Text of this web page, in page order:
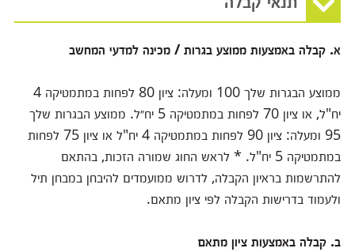
א. קבלה באמצעות ממוצע בגרות / מכינה למדעי המחשב
ממוצע הבגרות שלך 100 ומעלה: ציון 80 לפחות במתמטיקה 4
יח"ל, או ציון 70 לפחות במתמטיקה 5 יח״ל. ממוצע הבגרות שלך
95 ומעלה: ציון 90 לפחות במתמטיקה 4 יח"ל או ציון 75 לפחות
במתמטיקה 5 יח"ל. * לראש החוג שמורה הזכות, בהתאם
להתרשמות בראיון הקבלה, לדרוש ממועמדים להיבחן במבחן תיל
ולעמוד בדרישות הקבלה לפי ציון מתאם.
ב. קבלה באמצעות ציון מתאם